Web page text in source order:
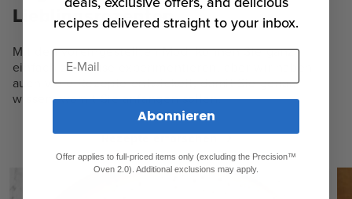
Lieblingsrezepten.
Mit den voreingestellten Modi können Sie ganz
einfach zu Hause experimentieren, aber wir haben
auch viele Rezepte entwickelt, damit Sie genau
wissen, womit Sie anfangen sollen.
Rezepte erforschen
recipes delivered straight to your inbox.
E-Mail
Abonnieren
Offer applies to full-priced items only (excluding the Precision™
Oven 2.0). Additional exclusions may apply.